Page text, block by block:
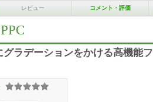
レビュー コメント・評価
グラデーションをかける高機能